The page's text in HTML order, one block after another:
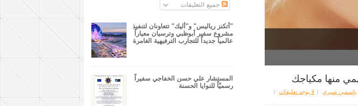
جميع التعليقات
"أتكنز رياليس" و"أليك" تتعاونان لتنفيذ
مشروع سفير أبوظبي وترسيان معياراً
عالمياً جديداً للتجارب الترفيهية الغامرة
المستشار علي حسن الخفاجي سفيراً
رسميّاً للنوايا الحسنة
ياسمين صبري لا يوجد تعليقات